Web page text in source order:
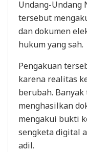
Undang-Undang
tersebut
dan dokumen
hukum yang sah.
Pengakuan
karena realitas
berubah.
menghasilkan
mengakui bukti
sengketa digital
adil.